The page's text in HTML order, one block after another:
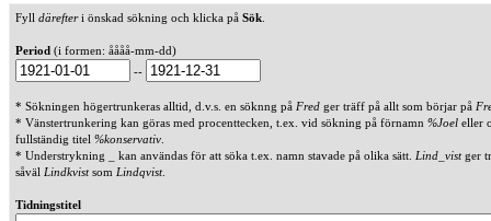
Fyll därefteri önskad sökning och klicka på Sök
Period (i formen: åååå-mm-dd)
--
* Sökningen högertrunkeras alltid, d.v.s. en söknng på Fred ger träff på allt som börjar på
* Vänstertrunkering kan göras med procenttecken, t.ex. vid sökning på förnamn %Joel eller
fullständig titel %konservativ
* Understrykning _ kan användas för att söka t.ex. namn stavade på olika sätt. Lind_vistger
såväl Lindkvistsom Lindqvist.
Tidningstitel